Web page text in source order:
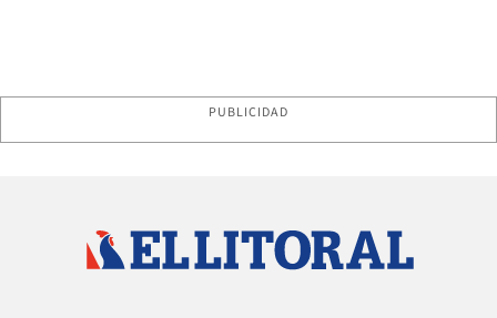
PUBLICIDAD